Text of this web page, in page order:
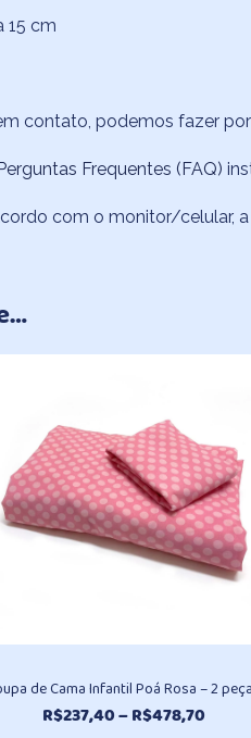
15 cm
contato, podemos fazer
Frequentes (FAQ)
com o monitor/celular,
de Cama Infantil Poá Rosa – 2
R$237,40–R$478,70Faixa